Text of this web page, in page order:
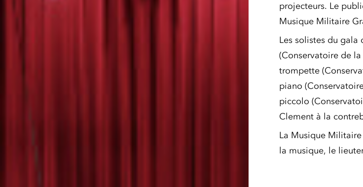
projecteurs. Le
Musique Militaire
Les solistes du gala
(Conservatoire de
trompette
piano
piccolo
Clement à la
La Musique
la musique, le